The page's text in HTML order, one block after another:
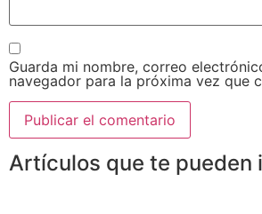
Guarda mi nombre, correo
navegador para la próxima vez que
Artículos que te pueden